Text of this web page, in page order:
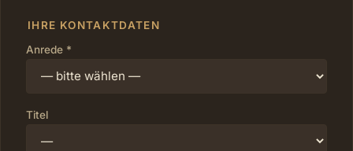
IHRE KONTAKTDATEN
Anrede *
Titel